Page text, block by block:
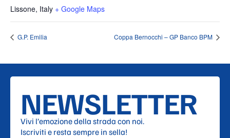
Lissone, Italy + Google Maps
G.P. Emilia Coppa Bernocchi – GP Banco BPM
NEWSLETTER
Vivi l’emozione della strada con noi.
Iscriviti e resta sempre in sella!